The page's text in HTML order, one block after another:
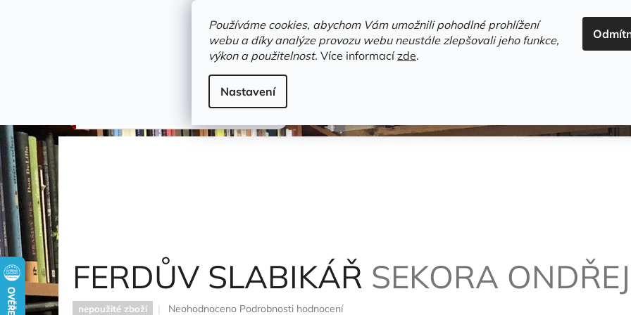
Používáme cookies, abychom Vám umožnili pohodlné prohlížení
webu a díky analýze provozu webu neustále zlepšovali jeho funkce,
výkon a použitelnost. Více informacízde.
Nastavení
HLEDAT
Novinky Trvalky a bestsellery
Dětské / Dobrodružné knihy
Sekora Ondřej
FERDŮV SLABIKÁŘ SEKORA ONDŘEJ
nepoužité zboží
Průměrné
Neohodnoceno Podrobnosti hodnocení